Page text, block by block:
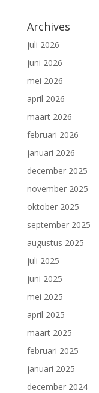
Archives
juli 2026
juni 2026
mei 2026
april 2026
maart 2026
februari 2026
januari 2026
december 2025
november 2025
oktober 2025
september 2025
augustus 2025
juli 2025
juni 2025
mei 2025
april 2025
maart 2025
februari 2025
januari 2025
december 2024